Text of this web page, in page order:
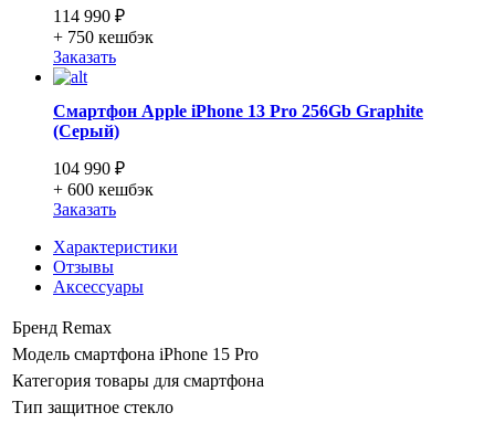
114 990 ₽
+ 750 кешбэк
Заказать
Смартфон Apple iPhone 13 Pro 256Gb Graphite
(Серый)
104 990 ₽
+ 600 кешбэк
Заказать
Характеристики
Отзывы
Аксессуары
Бренд Remax
Модель смартфона iPhone 15 Pro
Категория товары для смартфона
Тип защитное стекло